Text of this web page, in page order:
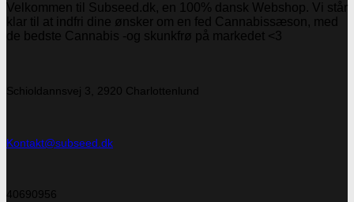
Velkommen til Subseed.dk, en 100% dansk Webshop. Vi står
klar til at indfri dine ønsker om en fed Cannabissæson, med
de bedste Cannabis -og skunkfrø på markedet <3
Schioldannsvej 3, 2920 Charlottenlund
Kontakt@subseed.dk
40690956